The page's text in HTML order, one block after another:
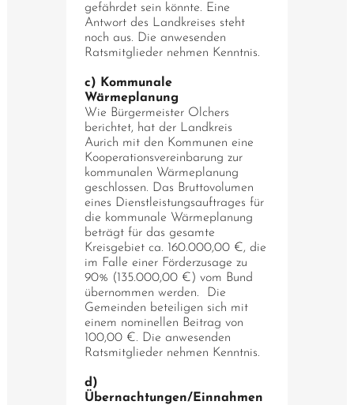
gefährdet sein könnte. Eine
Antwort des Landkreises steht
noch aus. Die anwesenden
Ratsmitglieder nehmen Kenntnis.
c) Kommunale
Wärmeplanung
Wie Bürgermeister Olchers
berichtet, hat der Landkreis
Aurich mit den Kommunen eine
Kooperationsvereinbarung zur
kommunalen Wärmeplanung
geschlossen. Das Bruttovolumen
eines Dienstleistungsauftrages für
die kommunale Wärmeplanung
beträgt für das gesamte
Kreisgebiet ca. 160.000,00 €, die
im Falle einer Förderzusage zu
90% (135.000,00 €) vom Bund
übernommen werden. Die
Gemeinden beteiligen sich mit
einem nominellen Beitrag von
100,00 €. Die anwesenden
Ratsmitglieder nehmen Kenntnis.
d)
Übernachtungen/Einnahmen